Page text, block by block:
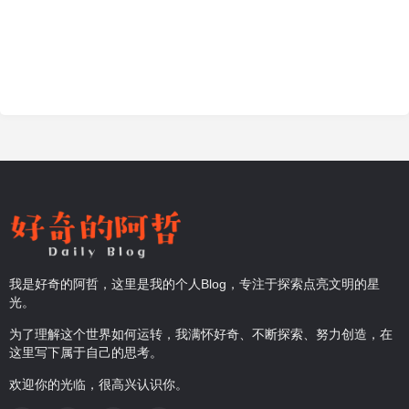
我是好奇的阿哲，这里是我的个人Blog，专注于探索点亮文明的星
光。
为了理解这个世界如何运转，我满怀好奇、不断探索、努力创造，在
这里写下属于自己的思考。
欢迎你的光临，很高兴认识你。